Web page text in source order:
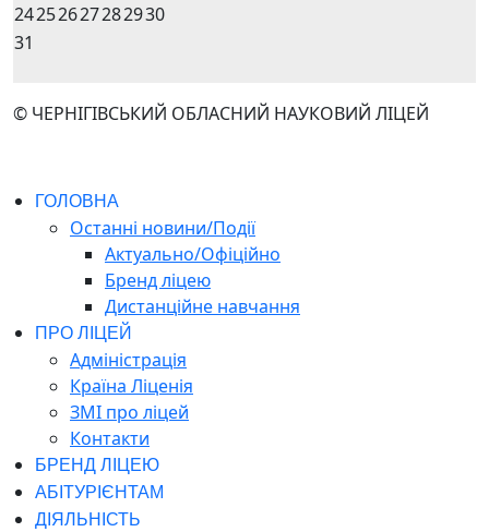
24252627282930
31
© ЧЕРНІГІВСЬКИЙ ОБЛАСНИЙ НАУКОВИЙ ЛІЦЕЙ
ГОЛОВНА
Останні новини/Події
Актуально/Офіційно
Бренд ліцею
Дистанційне навчання
ПРО ЛІЦЕЙ
Адміністрація
Країна Ліценія
ЗМІ про ліцей
Контакти
БРЕНД ЛІЦЕЮ
АБІТУРІЄНТАМ
ДІЯЛЬНІСТЬ